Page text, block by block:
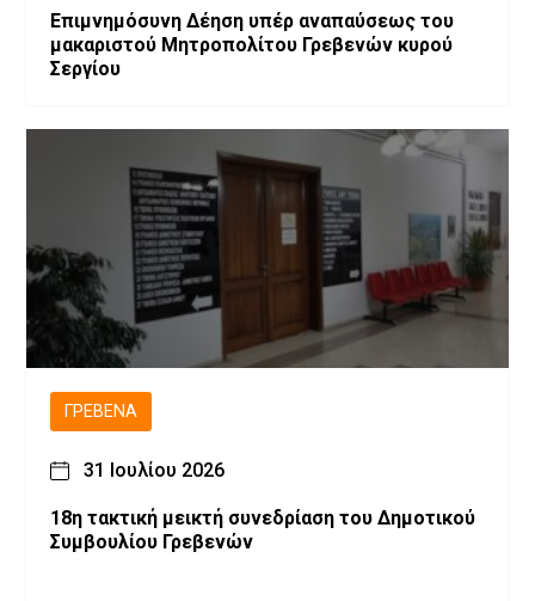
Επιμνημόσυνη Δέηση υπέρ αναπαύσεως του
μακαριστού Μητροπολίτου Γρεβενών κυρού
Σεργίου
ΓΡΕΒΕΝΆ
31 Ιουλίου 2026
18η τακτική μεικτή συνεδρίαση του Δημοτικού
Συμβουλίου Γρεβενών